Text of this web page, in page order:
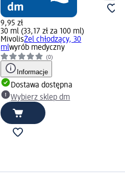
9,95 zł
30 ml (33,17 zł za 100 ml)
MivolisŻel chłodzący, 30
mlwyrób medyczny
(0)
Informacje
Dostawa dostępna
Wybierz sklep dm